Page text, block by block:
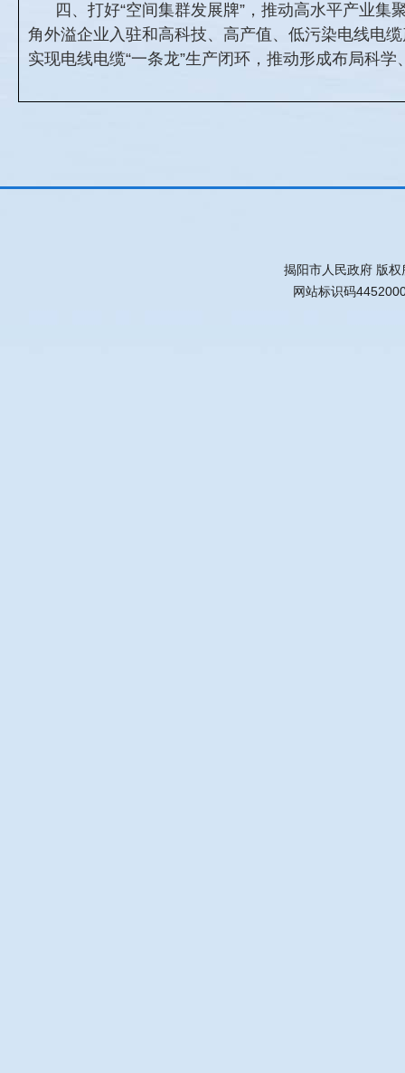
四、打好“空间集群发展牌”，推动高水平产业
角外溢企业入驻和高科技、高产值、低污染电线电
实现电线电缆“一条龙”生产闭环，推动形成布局科
揭阳市人民政府 版
网站标识码